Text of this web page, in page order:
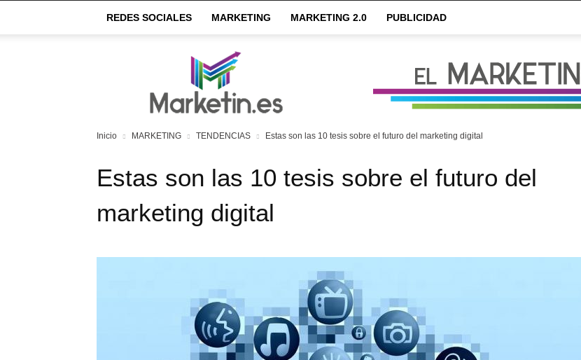
REDES SOCIALES MARKETING MARKETING 2.0 PUBLICIDAD
Inicio MARKETING TENDENCIAS Estas son las 10 tesis sobre el futuro del marketing digital
Estas son las 10 tesis sobre el futuro del
marketing digital